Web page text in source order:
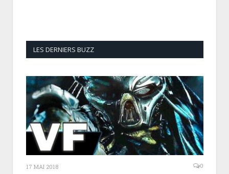
LES DERNIERS BUZZ
17 MAI 2018 0